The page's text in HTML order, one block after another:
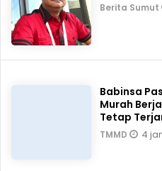
Berita Sumut
Babinsa
Murah
Tetap
TMMD 4